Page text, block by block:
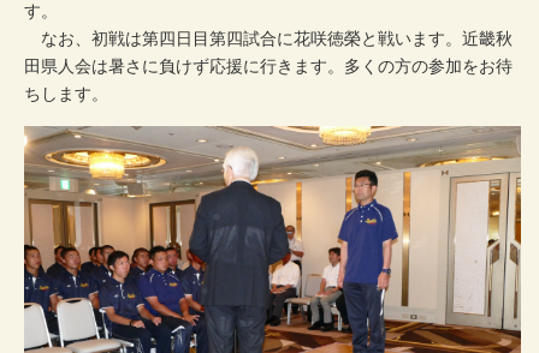
す。
なお、初戦は第四日目第四試合に花咲徳榮と戦います。近畿秋
田県人会は暑さに負けず応援に行きます。多くの方の参加をお待
ちします。